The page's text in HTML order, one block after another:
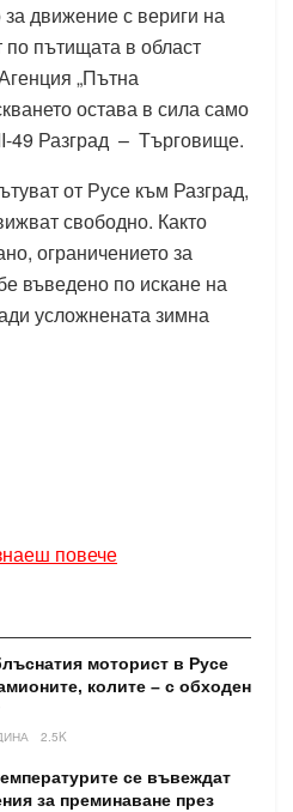
движение с вериги на
пътищата в област
„Пътна
остава в сила само
49 Разград – Търговище.
от Русе към Разград,
свободно. Както
ограничението за
въведено по искане на
усложнената зимна
моторист в Русе
колите – с обходен
2.5K
се въвеждат
за преминаване през